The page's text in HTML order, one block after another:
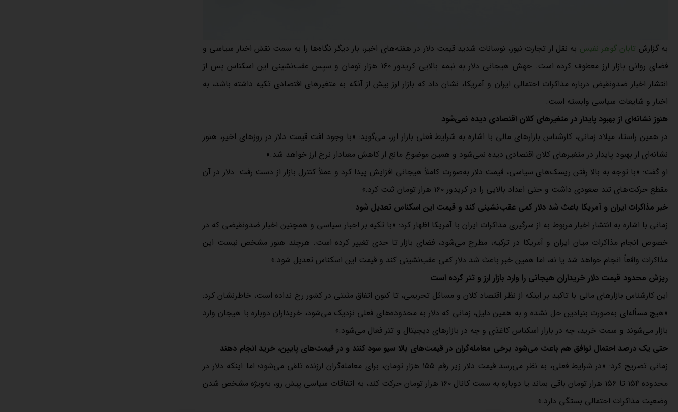
به گزارش تابان گوهر نفیس به نقل از تجارت نیوز، نوسانات شدید قیمت دلار در هفته‌های اخیر، بار دیگر نگاه‌ها را به سمت نقش اخبار سیاسی و
فضای روانی بازار ارز معطوف کرده است. جهش هیجانی دلار به نیمه بالایی کریدور ۱۶۰ هزار تومان و سپس عقب‌نشینی این اسکناس پس از
انتشار اخبار ضدونقیض درباره مذاکرات احتمالی ایران و آمریکا، نشان داد که بازار ارز بیش از آنکه به متغیرهای اقتصادی تکیه داشته باشد، به
اخبار و شایعات سیاسی وابسته است.
هنوز نشانه‌ای از بهبود پایدار در متغیرهای کلان اقتصادی دیده نمی‌شود
در همین راستا، میلاد زمانی، کارشناس بازارهای مالی با اشاره به شرایط فعلی بازار ارز، می‌گوید: «با وجود افت قیمت دلار در روزهای اخیر، هنوز
نشانه‌ای از بهبود پایدار در متغیرهای کلان اقتصادی دیده نمی‌شود و همین موضوع مانع از کاهش معنادار نرخ ارز خواهد شد.»
او گفت: «با توجه به بالا رفتن ریسک‌های سیاسی، قیمت دلار به‌صورت کاملاً هیجانی افزایش پیدا کرد و عملاً کنترل بازار از دست رفت. دلار در آن
مقطع حرکت‌های تند صعودی داشت و حتی اعداد بالایی را در کریدور ۱۶۰ هزار تومان ثبت کرد.»
خبر مذاکرات ایران و آمریکا باعث شد دلار کمی عقب‌نشینی کند و قیمت این اسکناس تعدیل شود
زمانی با اشاره به انتشار اخبار مربوط به از سرگیری مذاکرات ایران با آمریکا اظهار کرد: «با تکیه بر اخبار سیاسی و همچنین اخبار ضدونقیضی که در
خصوص انجام مذاکرات میان ایران و آمریکا در ترکیه، مطرح می‌شود، فضای بازار تا حدی تغییر کرده است. هرچند هنوز مشخص نیست این
مذاکرات واقعاً انجام خواهد شد یا نه، اما همین خبر باعث شد دلار کمی عقب‌نشینی کند و قیمت این اسکناس تعدیل شود.»
ریزش محدود قیمت دلار خریداران هیجانی را وارد بازار ارز و تتر کرده است
این کارشناس بازارهای مالی با تاکید بر اینکه از نظر اقتصاد کلان و مسائل تحریمی، تا کنون اتفاق مثبتی در کشور رخ نداده است، خاطرنشان کرد:
«هیچ مسأله‌ای به‌صورت بنیادین حل نشده و به همین دلیل، زمانی که دلار به محدوده‌های فعلی نزدیک می‌شود، خریداران دوباره با هیجان وارد
بازار می‌شوند و سمت خرید، چه در بازار اسکناس کاغذی و چه در بازارهای دیجیتال و تتر فعال می‌شود.»
حتی یک درصد احتمال توافق هم باعث می‌شود برخی معامله‌گران در قیمت‌های بالا سیو سود کنند و در قیمت‌های پایین‌، خرید انجام دهند
زمانی تصریح کرد: «در شرایط فعلی، به نظر می‌رسد قیمت دلار زیر رقم ۱۵۵ هزار تومان، برای معامله‌گران ارزنده تلقی می‌شود؛ اما اینکه دلار در
محدوده ۱۵۴ تا ۱۵۶ هزار تومان باقی بماند یا دوباره به سمت کانال ۱۶۰ هزار تومان حرکت کند، به اتفاقات سیاسی پیش‌ رو، به‌ویژه مشخص شدن
وضعیت مذاکرات احتمالی بستگی دارد.»